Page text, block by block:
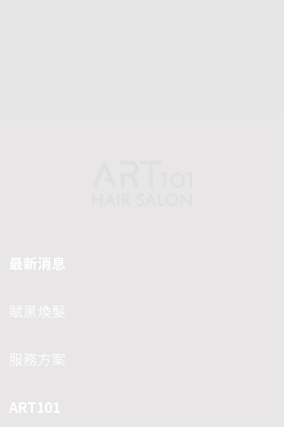
最新消息
賦黑煥髮
服務方案
ART101